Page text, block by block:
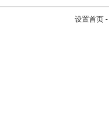
设置首页 -